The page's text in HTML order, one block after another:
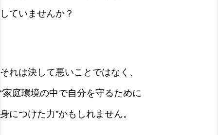
していませんか？
それは決して悪いことではなく、
“家庭環境の中で自分を守るために
身につけた力”かもしれません。